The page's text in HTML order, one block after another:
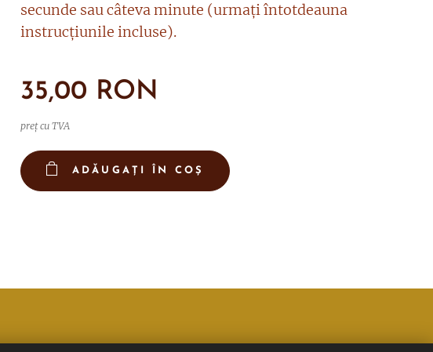
secunde sau câteva minute (urmați întotdeauna
instrucțiunile incluse).
35,00 RON
preț cu TVA
ADĂUGAȚI ÎN COȘ